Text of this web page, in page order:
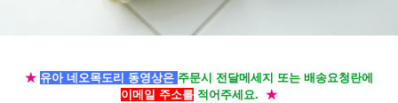
★ 유아 네오목도리 동영상은 주문시 전달메세지 또는 배송요청란에
이메일 주소를 적어주세요. ★